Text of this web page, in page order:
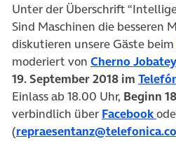
Unter der Überschrift
Sind Maschinen die besseren
diskutieren unsere Gäste beim
moderiert von Cherno Jobatey
19. September 2018 im
Einlass ab 18.00 Uhr, Beginn
verbindlich über Facebook
(